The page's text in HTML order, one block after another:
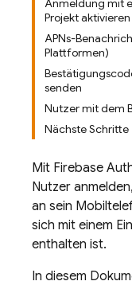
Anmeldung mit
Projekt aktivieren
APNs-
Plattformen)
senden
Nutzer mit dem
Nächste Schritte
Mit Firebase
Nutzer
an sein
sich mit einem
enthalten ist.
In diesem